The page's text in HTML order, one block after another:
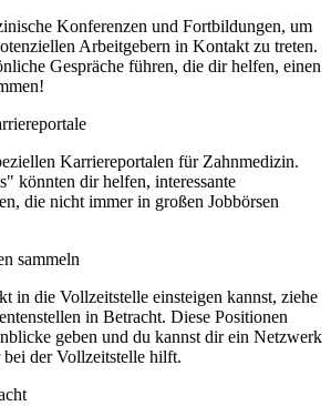
Konferenzen und Fortbildungen, um
Arbeitgebern in Kontakt zu treten.
Gespräche führen, die dir helfen, einen
Karriereportalen für Zahnmedizin.
könnten dir helfen, interessante
die nicht immer in großen Jobbörsen
sammeln
in die Vollzeitstelle einsteigen kannst, ziehe
in Betracht. Diese Positionen
geben und du kannst dir ein Netzwerk
bei der Vollzeitstelle hilft.